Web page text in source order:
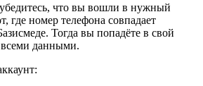
что вы вошли в нужный
где номер телефона совпадает
Тогда вы попадёте в свой
данными.